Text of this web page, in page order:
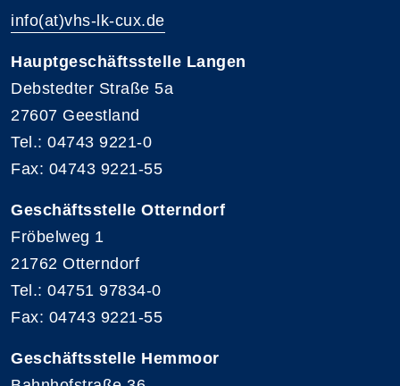
info(at)vhs-lk-cux.de
Hauptgeschäftsstelle Langen
Debstedter Straße 5a
27607 Geestland
Tel.: 04743 9221-0
Fax: 04743 9221-55
Geschäftsstelle Otterndorf
Fröbelweg 1
21762 Otterndorf
Tel.: 04751 97834-0
Fax: 04743 9221-55
Geschäftsstelle Hemmoor